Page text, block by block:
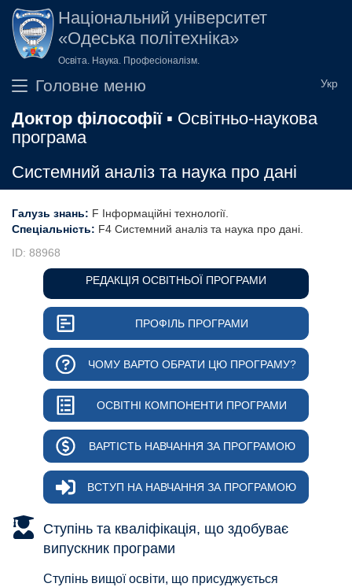
Перейти до основного вмісту
Національний університет
«Одеська політехніка»
Освіта. Наука. Професіоналізм.
Головне меню
Доктор філософії▪ Освітньо-наукова
програма
Cистемний аналіз та наука про дані
РЕДАКЦІЯ ОСВІТНЬОЇ ПРОГРАМИ
ПРОФІЛЬ ПРОГРАМИ
ЧОМУ ВАРТО ОБРАТИ ЦЮ ПРОГРАМУ?
ОСВІТНІ КОМПОНЕНТИ ПРОГРАМИ
ВАРТІСТЬ НАВЧАННЯ ЗА ПРОГРАМОЮ
ВСТУП НА НАВЧАННЯ ЗА ПРОГРАМОЮ
Галузь знань: F Інформаційні технології
Спеціальність: F4 Системний аналіз та наука про дані
ID: 88968
Ступінь та кваліфікація, що здобуває
випускник програми
Ступінь вищої освіти, що присуджується